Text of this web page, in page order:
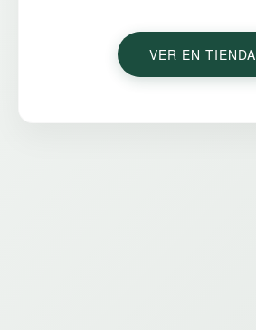
VER EN TIENDA